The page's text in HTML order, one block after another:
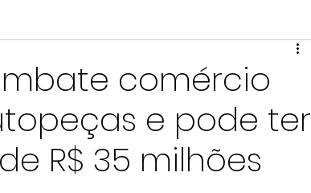
Coluna Jurídica Alerta Digital
em Ação
comércio
e pode ter
R$ 35 milhões